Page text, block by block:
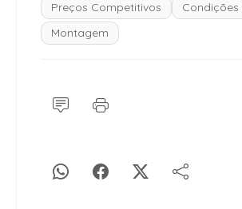
Preços Competitivos
Condições
Montagem